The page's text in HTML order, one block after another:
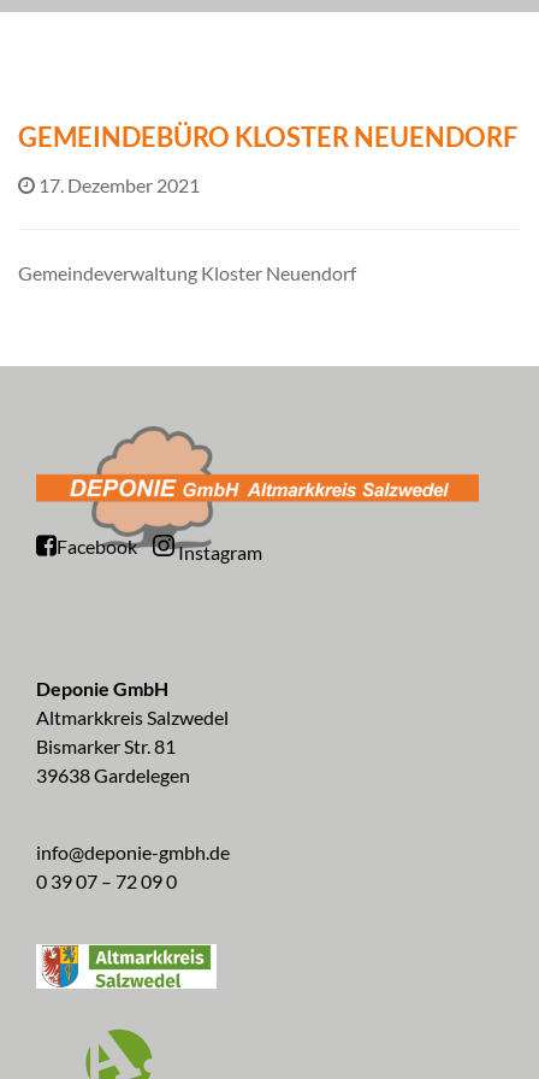
GEMEINDEBÜRO KLOSTER NEUENDORF
17. Dezember 2021
Gemeindeverwaltung Kloster Neuendorf
Facebook Instagram
Deponie GmbH
Altmarkkreis Salzwedel
Bismarker Str. 81
39638 Gardelegen
info@deponie-gmbh.de
0 39 07 – 72 09 0